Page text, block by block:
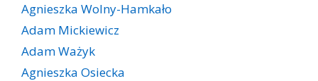
Agnieszka Wolny-Hamkało
Adam Mickiewicz
Adam Ważyk
Agnieszka Osiecka